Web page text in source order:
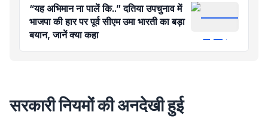
“यह अभिमान ना पालें कि..” दतिया उपचुनाव में
भाजपा की हार पर पूर्व सीएम उमा भारती का बड़ा
बयान, जानें क्या कहा
सरकारी नियमों की अनदेखी हुई